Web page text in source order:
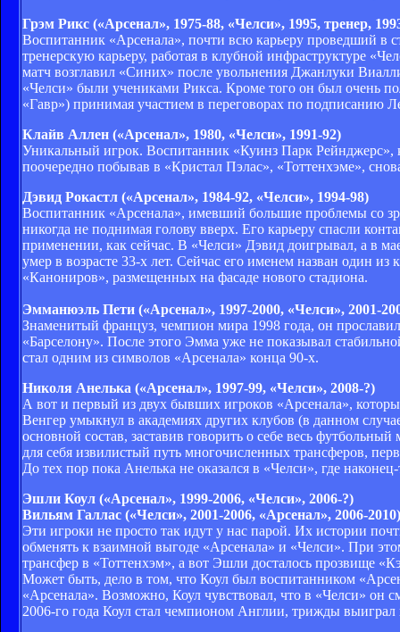
Грэм Рикс («Арсенал», 1975-88, «Челси», 1995, тренер,
Воспитанник «Арсенала», почти всю карьеру проведший в
тренерскую карьеру, работая в клубной инфраструктуре
матч возглавил «Синих» после увольнения Джанлуки
«Челси» были учениками Рикса. Кроме того он был очень
«Гавр») принимая участием в переговорах по подписанию
Клайв Аллен («Арсенал», 1980, «Челси», 1991-92)
Уникальный игрок. Воспитанник «Куинз Парк Рейнджерс»,
поочередно побывав в «Кристал Пэлас», «Тоттенхэме»,
Дэвид Рокастл («Арсенал», 1984-92, «Челси», 1994-98)
Воспитанник «Арсенала», имевший большие проблемы со
никогда не поднимая голову вверх. Его карьеру спасли
применении, как сейчас. В «Челси» Дэвид доигрывал, а в
умер в возрасте 33-х лет. Сейчас его именем назван один
«Канониров», размещенных на фасаде нового стадиона.
Эмманюэль Пети («Арсенал», 1997-2000, «Челси», 2001-
Знаменитый француз, чемпион мира 1998 года, он
«Барселону». После этого Эмма уже не показывал
стал одним из символов «Арсенала» конца 90-х.
Николя Анелька («Арсенал», 1997-99, «Челси», 2008-?)
А вот и первый из двух бывших игроков «Арсенала»,
Венгер умыкнул в академиях других клубов (в данном
основной состав, заставив говорить о себе весь
для себя извилистый путь многочисленных трансферов,
До тех пор пока Анелька не оказался в «Челси», где
Эшли Коул («Арсенал», 1999-2006, «Челси», 2006-?)
Вильям Галлас («Челси», 2001-2006, «Арсенал», 2006-2010)
Эти игроки не просто так идут у нас парой. Их истории
обменять к взаимной выгоде «Арсенала» и «Челси». При
трансфер в «Тоттенхэм», а вот Эшли досталось прозвище
Может быть, дело в том, что Коул был воспитанником
«Арсенала». Возможно, Коул чувствовал, что в «Челси» он
2006-го года Коул стал чемпионом Англии, трижды выиграл